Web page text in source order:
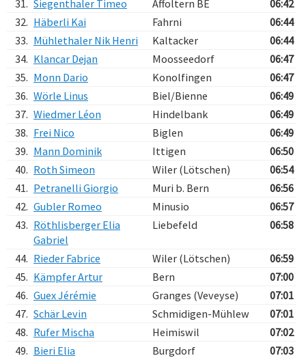
31. Siegenthaler Timeo Affoltern BE
06:42
32. Häberli Kai Fahrni
06:44
33. Mühlethaler Nik Henri Kaltacker
06:44
34. Klancar Dejan Moosseedorf
06:47
35. Monn Dario Konolfingen
06:47
36. Wörle Linus Biel/Bienne
06:49
37. Wiedmer Léon Hindelbank
06:49
38. Frei Nico Biglen
06:49
39. Mann Dominik Ittigen
06:50
40. Roth Simeon Wiler (Lötschen)
06:54
41. Petranelli Giorgio Muri b. Bern
06:56
42. Gubler Romeo Minusio
06:57
43. Röthlisberger Elia
Gabriel
Liebefeld 06:58
44. Rieder Fabrice Wiler (Lötschen)
06:59
45. Kämpfer Artur Bern
07:00
46. Guex Jérémie Granges (Veveyse)
07:01
47. Schär Levin Schmidigen-Mühlew
07:01
48. Rufer Mischa Heimiswil
07:02
49. Bieri Elia Burgdorf
07:03